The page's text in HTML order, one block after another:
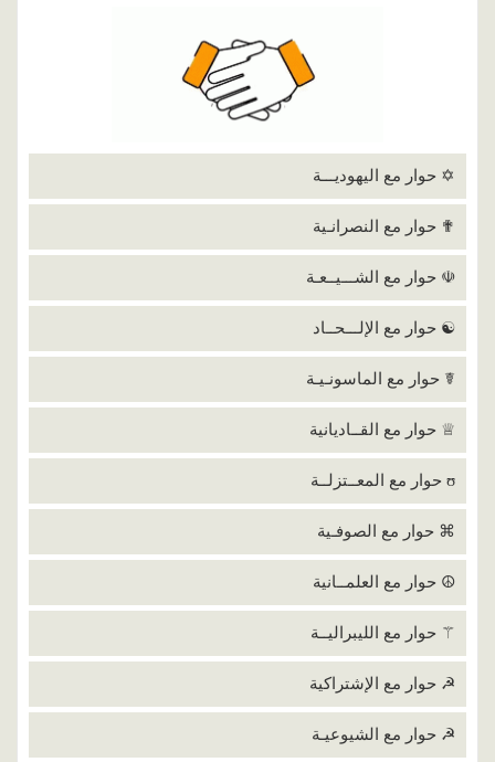
✡ حوار مع اليهوديـــة
✟ حوار مع النصرانـية
☫ حوار مع الشـــيــعـة
☯ حوار مع الإلـــحــاد
☤ حوار مع الماسونـيـة
♕ حوار مع القــاديانية
ʊ حوار مع المعــتزلــة
⌘ حوار مع الصوفـية
☮ حوار مع العلمــانية
⚚ حوار مع الليبراليــة
☭ حوار مع الإشتراكية
☭ حوار مع الشيوعيـة